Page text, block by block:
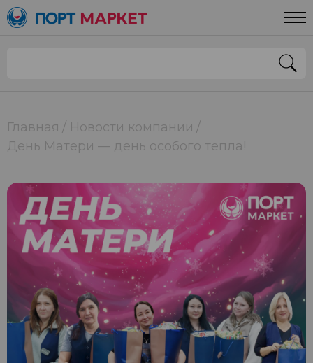
Главная
Новости компании
День Матери — день особого тепла!